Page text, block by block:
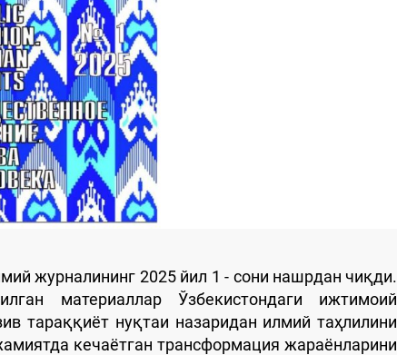
журналининг 2025 йил 1 - сони нашрдан чиқди.
материаллар Ўзбекистондаги ижтимоий
тараққиёт нуқтаи назаридан илмий таҳлилини
кечаётган трансформация жараёнларини